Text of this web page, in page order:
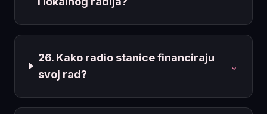
26. Kako radio stanice financiraju
svoj rad?
⌄